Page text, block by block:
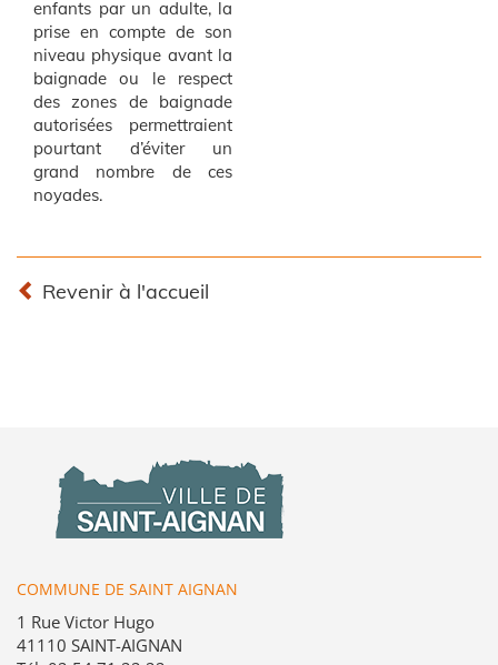
enfants par un adulte, la
prise en compte de son
niveau physique avant la
baignade ou le respect
des zones de baignade
autorisées permettraient
pourtant d’éviter un
grand nombre de ces
noyades.
Revenir à l'accueil
COMMUNE DE SAINT AIGNAN
1 Rue Victor Hugo
41110 SAINT-AIGNAN